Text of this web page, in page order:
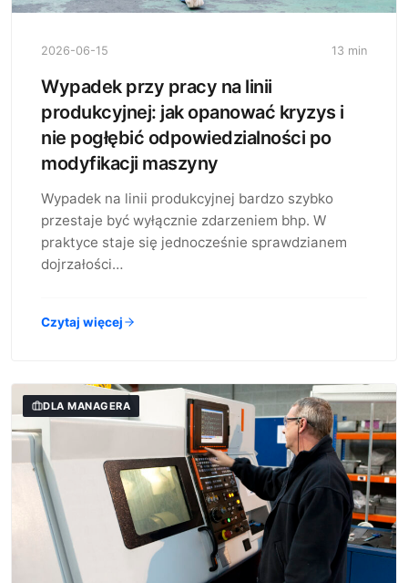
2026-06-15 13 min
Wypadek przy pracy na linii
produkcyjnej: jak opanować kryzys i
nie pogłębić odpowiedzialności po
modyfikacji maszyny
Wypadek na linii produkcyjnej bardzo szybko
przestaje być wyłącznie zdarzeniem bhp. W
praktyce staje się jednocześnie sprawdzianem
dojrzałości…
Czytaj więcej
DLA MANAGERA